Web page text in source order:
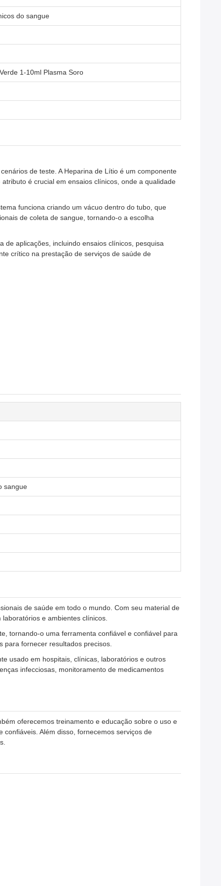
do sangue
1-10ml Plasma Soro
de teste. A Heparina de Lítio é um componente
é crucial em ensaios clínicos, onde a qualidade
funciona criando um vácuo dentro do tubo, que
de coleta de sangue, tornando-o a escolha
de aplicações, incluindo ensaios clínicos, pesquisa
crítico na prestação de serviços de saúde de
sangue
de saúde em todo o mundo. Com seu material de
e ambientes clínicos.
tornando-o uma ferramenta confiável e confiável para
para fornecer resultados precisos.
usado em hospitais, clínicas, laboratórios e outros
infecciosas, monitoramento de medicamentos
oferecemos treinamento e educação sobre o uso e
Além disso, fornecemos serviços de